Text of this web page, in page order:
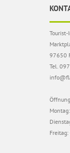
97650
Tel.